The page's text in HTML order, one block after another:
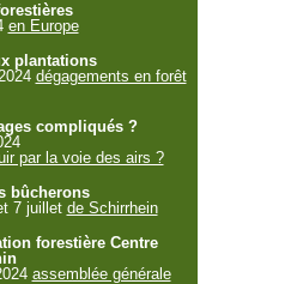
en Europe
plantations
dégagements en forêt
compliqués ?
par la voie des airs ?
bûcherons
7 juillet de Schirrhein
forestière Centre
assemblée générale